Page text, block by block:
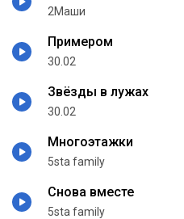
2Маши
Примером
30.02
Звёзды в лужах
30.02
Многоэтажки
5sta family
Снова вместе
5sta family